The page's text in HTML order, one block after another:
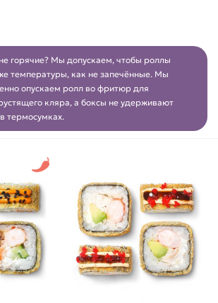
горячие? Мы допускаем, чтобы роллы
температуры, как не запечённые. Мы
опускаем ролл во фритюр для
кляра, а боксы не удерживают
термосумках.